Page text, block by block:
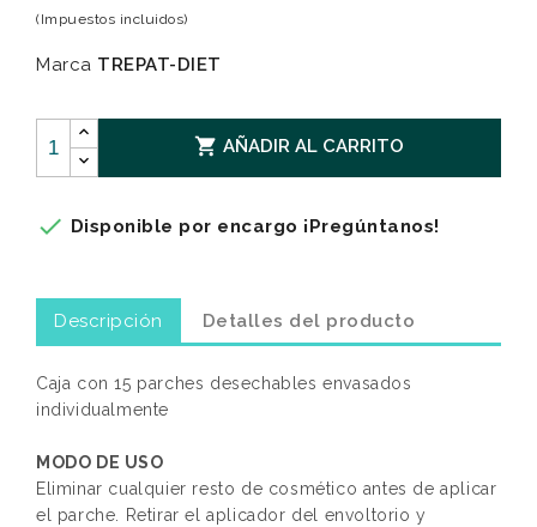
(Impuestos incluidos)
Marca TREPAT-DIET
 AÑADIR AL CARRITO
 Disponible por encargo ¡Pregúntanos!
Descripción Detalles del producto
Caja con 15 parches desechables envasados
individualmente
MODO DE USO
Eliminar cualquier resto de cosmético antes de aplicar
el parche. Retirar el aplicador del envoltorio y